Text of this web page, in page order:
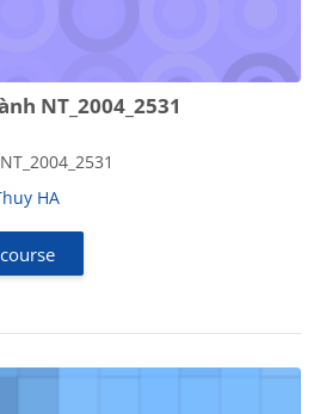
NT_2004_2531
HA